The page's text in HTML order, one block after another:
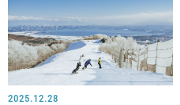
2025.12.28